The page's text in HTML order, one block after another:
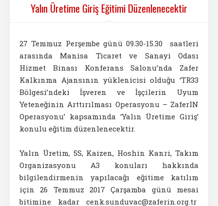
Yalın Üretime Giriş Eğitimi Düzenlenecektir
27 Temmuz Perşembe günü 09.30-15.30 saatleri
arasında Manisa Ticaret ve Sanayi Odası
Hizmet Binası Konferans Salonu’nda Zafer
Kalkınma Ajansının yüklenicisi olduğu ‘TR33
Bölgesi’ndeki İşveren ve İşçilerin Uyum
Yeteneğinin Arttırılması Operasyonu – ZaferIN
Operasyonu’ kapsamında ‘Yalın Üretime Giriş’
konulu eğitim düzenlenecektir.
Yalın Üretim, 5S, Kaizen, Hoshin Kanri, Takım
Organizasyonu A3 konuları hakkında
bilgilendirmenin yapılacağı eğitime katılım
için 26 Temmuz 2017 Çarşamba günü mesai
bitimine kadar cenk.sunduvac@zaferin.org.tr